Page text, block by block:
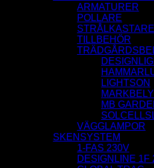
ARMATURER
POLLARE
STRÅLKASTARE
TILLBEHÖR
LIGHTSON
MB
VÄGGLAMPOR
SKENSYSTEM
1-FAS 230V
DESIGNLINE 1F